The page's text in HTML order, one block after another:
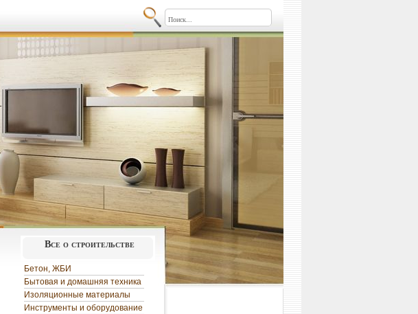
Все о строительстве
Бетон, ЖБИ
Бытовая и домашняя техника
Изоляционные материалы
Инструменты и оборудование